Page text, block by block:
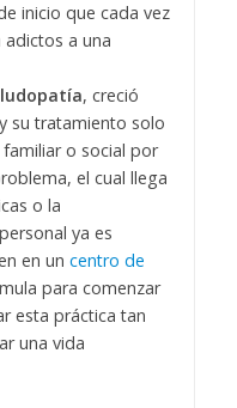
inicio que cada vez
a una
ludopatía, creció
su tratamiento solo
o social por
el cual llega
o la
ya es
en un centro de
para comenzar
esta práctica tan
una vida